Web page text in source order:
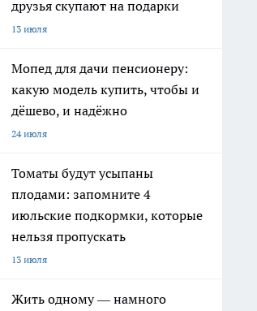
друзья скупают на подарки
13 июля
Мопед для дачи пенсионеру:
какую модель купить, чтобы и
дёшево, и надёжно
24 июля
Томаты будут усыпаны
плодами: запомните 4
июльские подкормки, которые
нельзя пропускать
13 июля
Жить одному — намного